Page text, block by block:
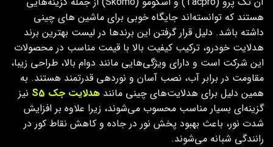
هستند که توانسته‌اند جایگاه خوبی برای ماشین های چینی
داشته باشد. دلیل قرار گرفتن این برندها در لیست بهترین برند
هدلایت خودرو، ترکیب کیفیت بالا با قیمت مناسب در محصولات
این شرکت است و دارای ویژگی‌هایی مانند دوام بالا، طراحی زیبا،
مقاومت در برابر آب، نصب آسان و نوردهی قدرتمند هستند. به
همین دلیل برای هدلایت‌های چینی مانند هدلایت جک
نیز
گزینه‌ای بسیار مناسب محسوب می‌شوند، زیرا علاوه بر افزایش
شدت نور، باعث بهبود پخش نور در جاده و کاهش نقاط کور در
رانندگی شبانه می‌شوند.